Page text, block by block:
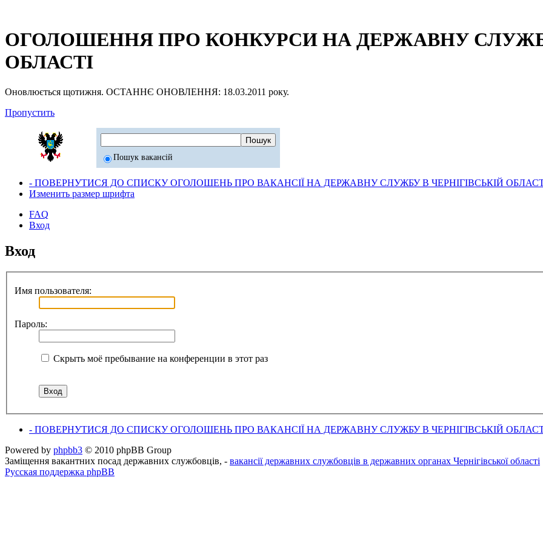
ОГОЛОШЕННЯ ПРО КОНКУРСИ НА ДЕРЖАВНУ
ОБЛАСТІ
Оновлюється щотижня. ОСТАННЄ ОНОВЛЕННЯ: 18.03.2011 року.
Пропустить
Пошук вакансій
- ПОВЕРНУТИСЯ ДО СПИСКУ ОГОЛОШЕНЬ ПРО ВАКАНСІЇ НА ДЕРЖАВНУ СЛУЖБУ В ЧЕРНІГІВСЬКІЙ
Изменить размер шрифта
FAQ
Вход
Вход
Имя пользователя:
Пароль:
Скрыть моё пребывание на конференции в этот раз
- ПОВЕРНУТИСЯ ДО СПИСКУ ОГОЛОШЕНЬ ПРО ВАКАНСІЇ НА ДЕРЖАВНУ СЛУЖБУ В ЧЕРНІГІВСЬКІЙ
Powered by phpbb3 © 2010 phpBB Group
Заміщення вакантних посад державних службовців, - вакансії державних службовців в державних органах Чернігівської області
Русская поддержка phpBB